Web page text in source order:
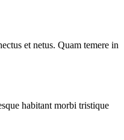
et netus. Quam temere in
habitant morbi tristique